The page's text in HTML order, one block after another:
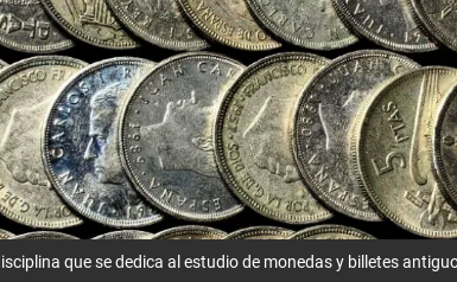
que se dedica al estudio de monedas y billetes